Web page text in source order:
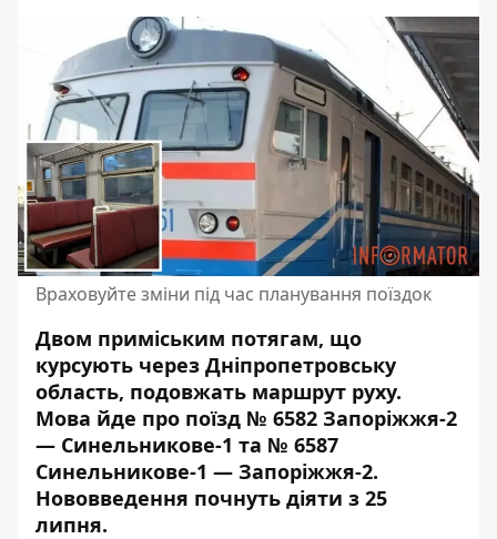
Враховуйте зміни під час планування поїздок
Двом приміським потягам, що
курсують через Дніпропетровську
область, подовжать маршрут руху.
Мова йде про поїзд № 6582 Запоріжжя-2
— Синельникове-1 та № 6587
Синельникове-1 — Запоріжжя-2.
Нововведення почнуть діяти з 25
липня.